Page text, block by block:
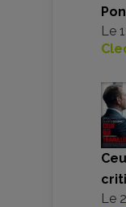
Le
Le